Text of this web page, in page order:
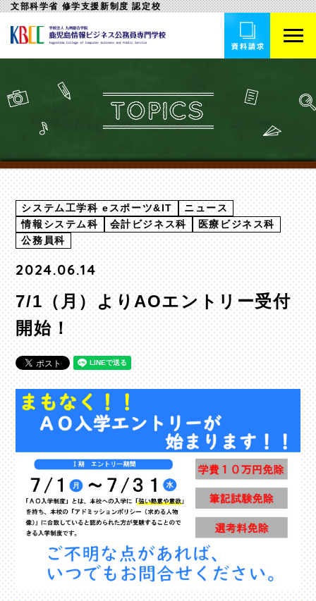
文部科学省 修学支援新制度 認定校
システム工学科 eスポーツ&IT
ニュース
情報システム科
会計ビジネス科
医療ビジネス科
公務員科
2024.06.14
7/1（月）よりAOエントリー受付
開始！